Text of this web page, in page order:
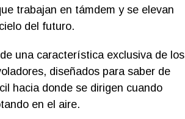
trabajan en támdem y se elevan
del futuro.
una característica exclusiva de los
diseñados para saber de
hacia donde se dirigen cuando
en el aire.